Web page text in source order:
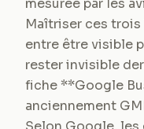
mesurée par les
Maîtriser ces
entre être visible
rester invisible
fiche **Google
anciennement